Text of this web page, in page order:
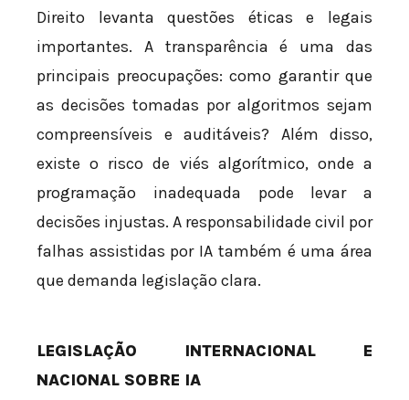
Direito levanta questões éticas e legais
importantes. A transparência é uma das
principais preocupações: como garantir que
as decisões tomadas por algoritmos sejam
compreensíveis e auditáveis? Além disso,
existe o risco de viés algorítmico, onde a
programação inadequada pode levar a
decisões injustas. A responsabilidade civil por
falhas assistidas por IA também é uma área
que demanda legislação clara.
LEGISLAÇÃO INTERNACIONAL E
NACIONAL SOBRE IA